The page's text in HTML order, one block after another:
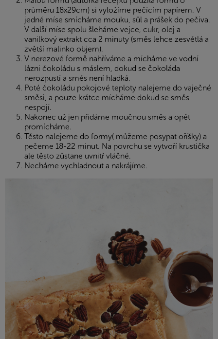
průměru 18x29cm) si vyložíme pečícím papírem. V
jedné míse smícháme mouku, sůl a prášek do pečiva.
V další míse spolu šleháme vejce, cukr, olej a
vanilkový extrakt cca 2 minuty (směs lehce zesvětlá a
zvětší malinko objem).
V nerezové formě nahříváme a mícháme ve vodní
lázni čokoládu s máslem, dokud se čokoláda
nerozpustí a směs není hladká.
Poté čokoládu pokojové teploty nalejeme do vaječné
směsi, a pouze krátce mícháme dokud se směs
nespojí.
Nakonec už jen přidáme moučnou směs a opět
promícháme.
Těsto nalejeme do formy( můžeme posypat oříšky) a
pečeme 18-22 minut. Na povrchu se vytvoří krustička
ale těsto zůstane uvnitř vláčné.
Necháme vychladnout a nakrájíme.